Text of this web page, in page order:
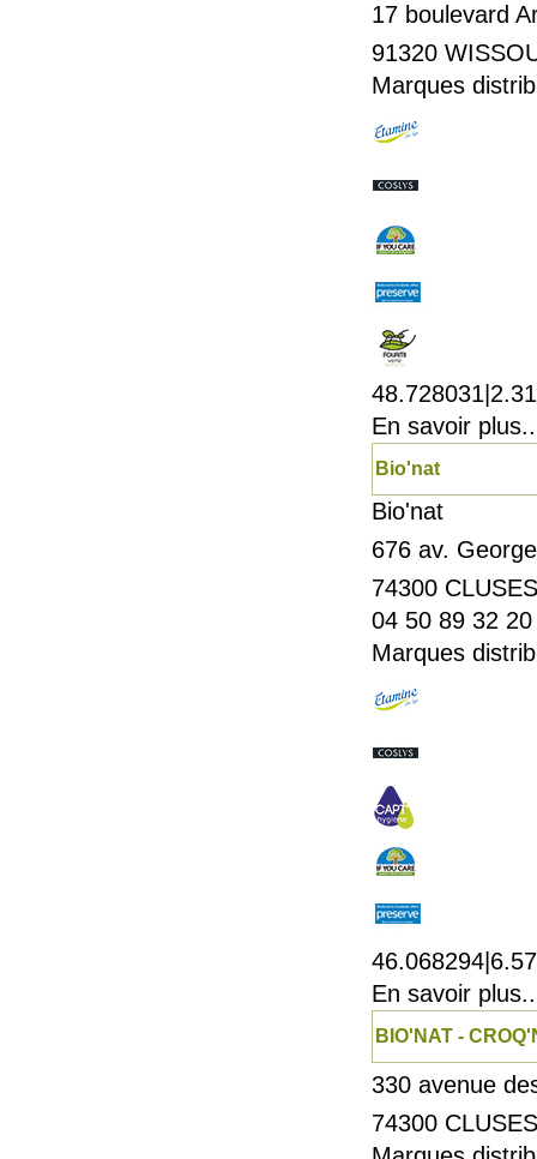
17 boulevard
91320
Marques
En savoir
Bio'nat
Bio'nat
676 av.
74300 CLUSES
04 50 89 32 20
Marques
En savoir
BIO'NAT -
330 avenue
74300 CLUSES